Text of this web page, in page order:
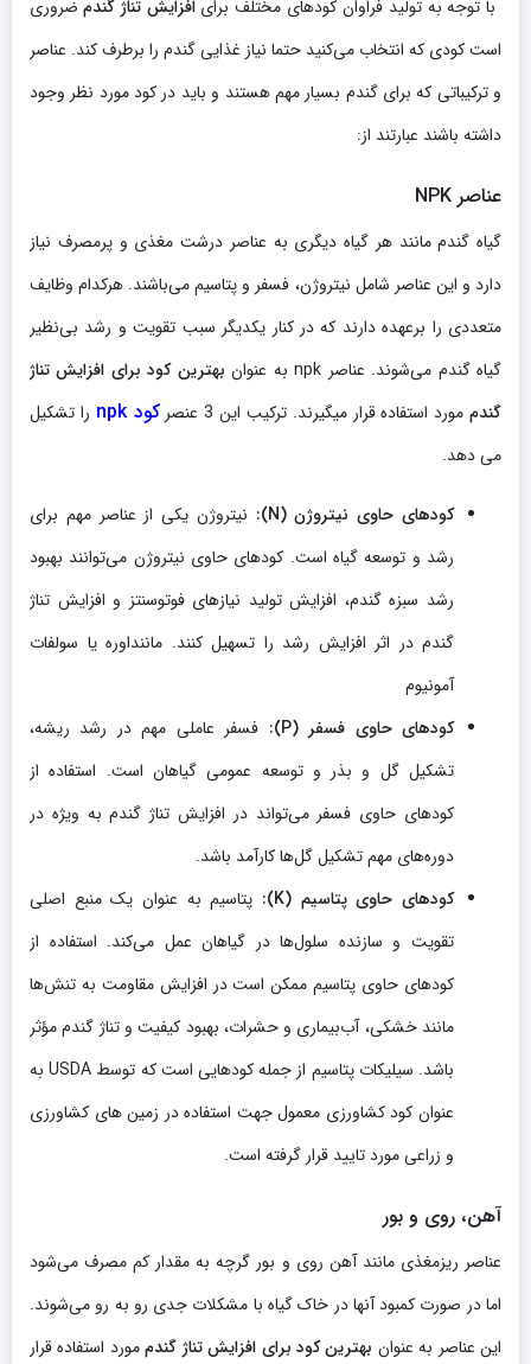
با توجه به تولید فراوان کودهای مختلف برایافزایش تناژ گندم ضروری
است کودی که انتخاب می‌کنید حتما نیاز غذایی گندم را برطرف کند. عناصر
و ترکیباتی که برای گندم بسیار مهم هستند و باید در کود مورد نظر وجود
داشته باشند عبارتند از:
عناصرNPK
گیاه گندم مانند هر گیاه دیگری به عناصر درشت مغذی و پرمصرف نیاز
دارد و این عناصر شامل نیتروژن، فسفر و پتاسیم می‌باشند. هرکدام وظایف
متعددی را برعهده دارند که در کنار یکدیگر سبب تقویت و رشد بی‌نظیر
گیاه گندم می‌شوند. عناصر npk به عنوان
بهترین کود برای افزایش تناژ
گندممورد استفاده قرار میگیرند. ترکیب این 3 عنصر کود npk
را تشکیل
می دهد.
کودهای حاوی نیتروژن (N):
نیتروژن یکی از عناصر مهم برای
رشد و توسعه گیاه است. کودهای حاوی نیتروژن می‌توانند بهبود
رشد سبزه گندم، افزایش تولید نیازهای فوتوسنتز و افزایش تناژ
گندم در اثر افزایش رشد را تسهیل کنند. ماننداوره یا سولفات
آمونیوم
کودهای حاوی فسفر (P):
فسفر عاملی مهم در رشد ریشه،
تشکیل گل و بذر و توسعه عمومی گیاهان است. استفاده از
کودهای حاوی فسفر می‌تواند در افزایش تناژ گندم به ویژه در
دوره‌های مهم تشکیل گل‌ها کارآمد باشد.
کودهای حاوی پتاسیم (K):
پتاسیم به عنوان یک منبع اصلی
تقویت و سازنده سلول‌ها در گیاهان عمل می‌کند. استفاده از
کودهای حاوی پتاسیم ممکن است در افزایش مقاومت به تنش‌ها
مانند خشکی، آب‌بیماری و حشرات، بهبود کیفیت و تناژ گندم مؤثر
باشد. سیلیکات پتاسیم از جمله کودهایی است که توسط USDA به
عنوان کود کشاورزی معمول جهت استفاده در زمین های کشاورزی
و زراعی مورد تایید قرار گرفته است.
آهن، روی و بور
عناصر ریزمغذی مانند آهن روی و بور گرچه به مقدار کم مصرف می‌شود
اما در صورت کمبود آنها در خاک گیاه با مشکلات جدی رو به رو می‌شوند.
این عناصر به عنوان بهترین کود برای افزایش تناژ گندممورد استفاده قرار